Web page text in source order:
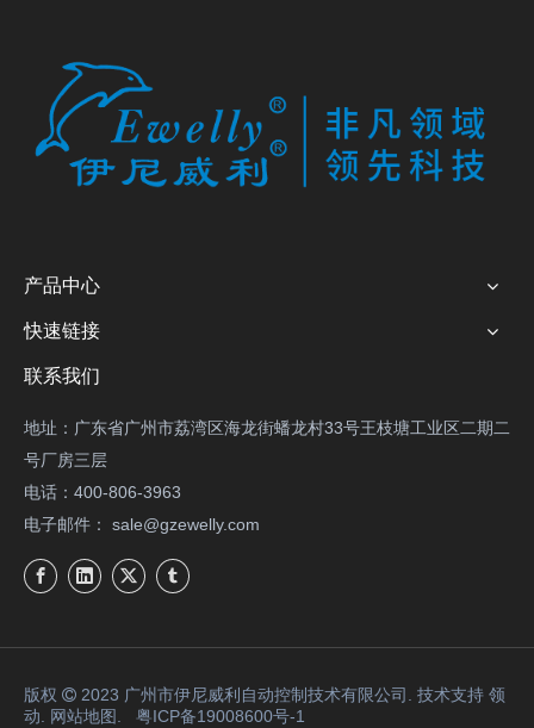
产品中心
快速链接
联系我们
地址：广东省广州市荔湾区海龙街蟠龙村33号王枝塘工业区二期二
号厂房三层
电话：400-806-3963
电子邮件： sale@gzewelly.com
版权  2023 广州市伊尼威利自动控制技术有限公司. 技术支持 领
动
网站地图 粤ICP备19008600号-1